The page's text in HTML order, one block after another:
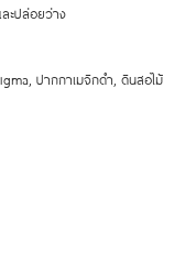
ะปล่อยว่าง
ปากกาเมจิกดำ, ดินสอไม้